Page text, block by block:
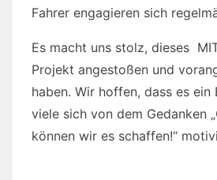
Fahrer engagieren sich
Es macht uns stolz, dieses
Projekt angestoßen und
haben. Wir hoffen, dass es ein
viele sich von dem Gedanken
können wir es schaffen!“